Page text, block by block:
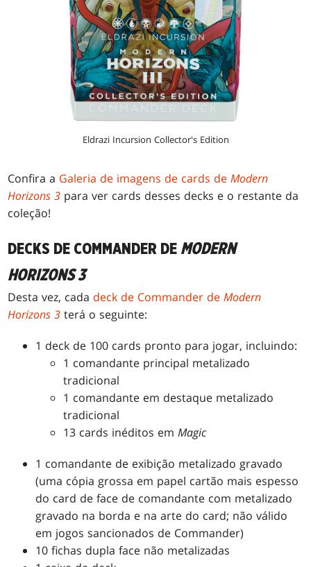
Eldrazi Incursion Collector's Edition
Confira a Galeria de imagens de cards deModern
Horizons 3 para ver cards desses decks e o restante da
coleção!
DECKS DE COMMANDER DE MODERN
HORIZONS 3
Desta vez, cada deck de Commander deModern
Horizons 3 terá o seguinte:
1 deck de 100 cards pronto para jogar, incluindo:
1 comandante principal metalizado
tradicional
1 comandante em destaque metalizado
tradicional
13 cards inéditos emMagic
1 comandante de exibição metalizado gravado
(uma cópia grossa em papel cartão mais espesso
do card de face de comandante com metalizado
gravado na borda e na arte do card; não válido
em jogos sancionados de Commander)
10 fichas dupla face não metalizadas